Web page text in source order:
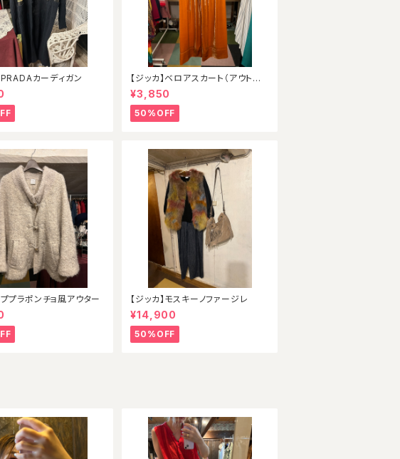
PRADAカーディガン
【ジッカ】ベロアスカート（アウトレッ
ト）
¥3,850
50%OFF
ププラポンチョ風アウター 【ジッカ】モスキーノファージレ
¥14,900
50%OFF